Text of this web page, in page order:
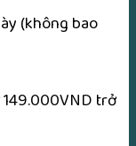
(không bao
trở